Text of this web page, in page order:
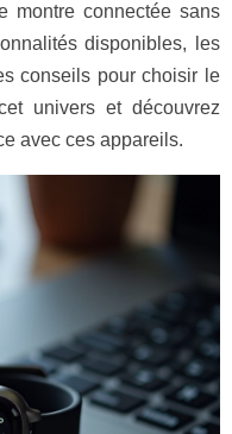
montre connectée sans
disponibles, les
conseils pour choisir le
univers et découvrez
avec ces appareils.